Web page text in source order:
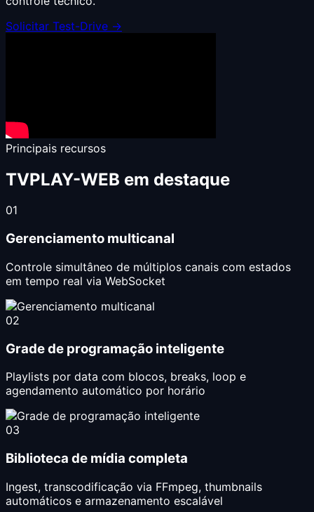
Solicitar Test-Drive →
Principais recursos
TVPLAY-WEB em destaque
01
Gerenciamento multicanal
Controle simultâneo de múltiplos canais com estados
em tempo real via WebSocket
02
Grade de programação inteligente
Playlists por data com blocos, breaks, loop e
agendamento automático por horário
03
Biblioteca de mídia completa
Ingest, transcodificação via FFmpeg, thumbnails
automáticos e armazenamento escalável